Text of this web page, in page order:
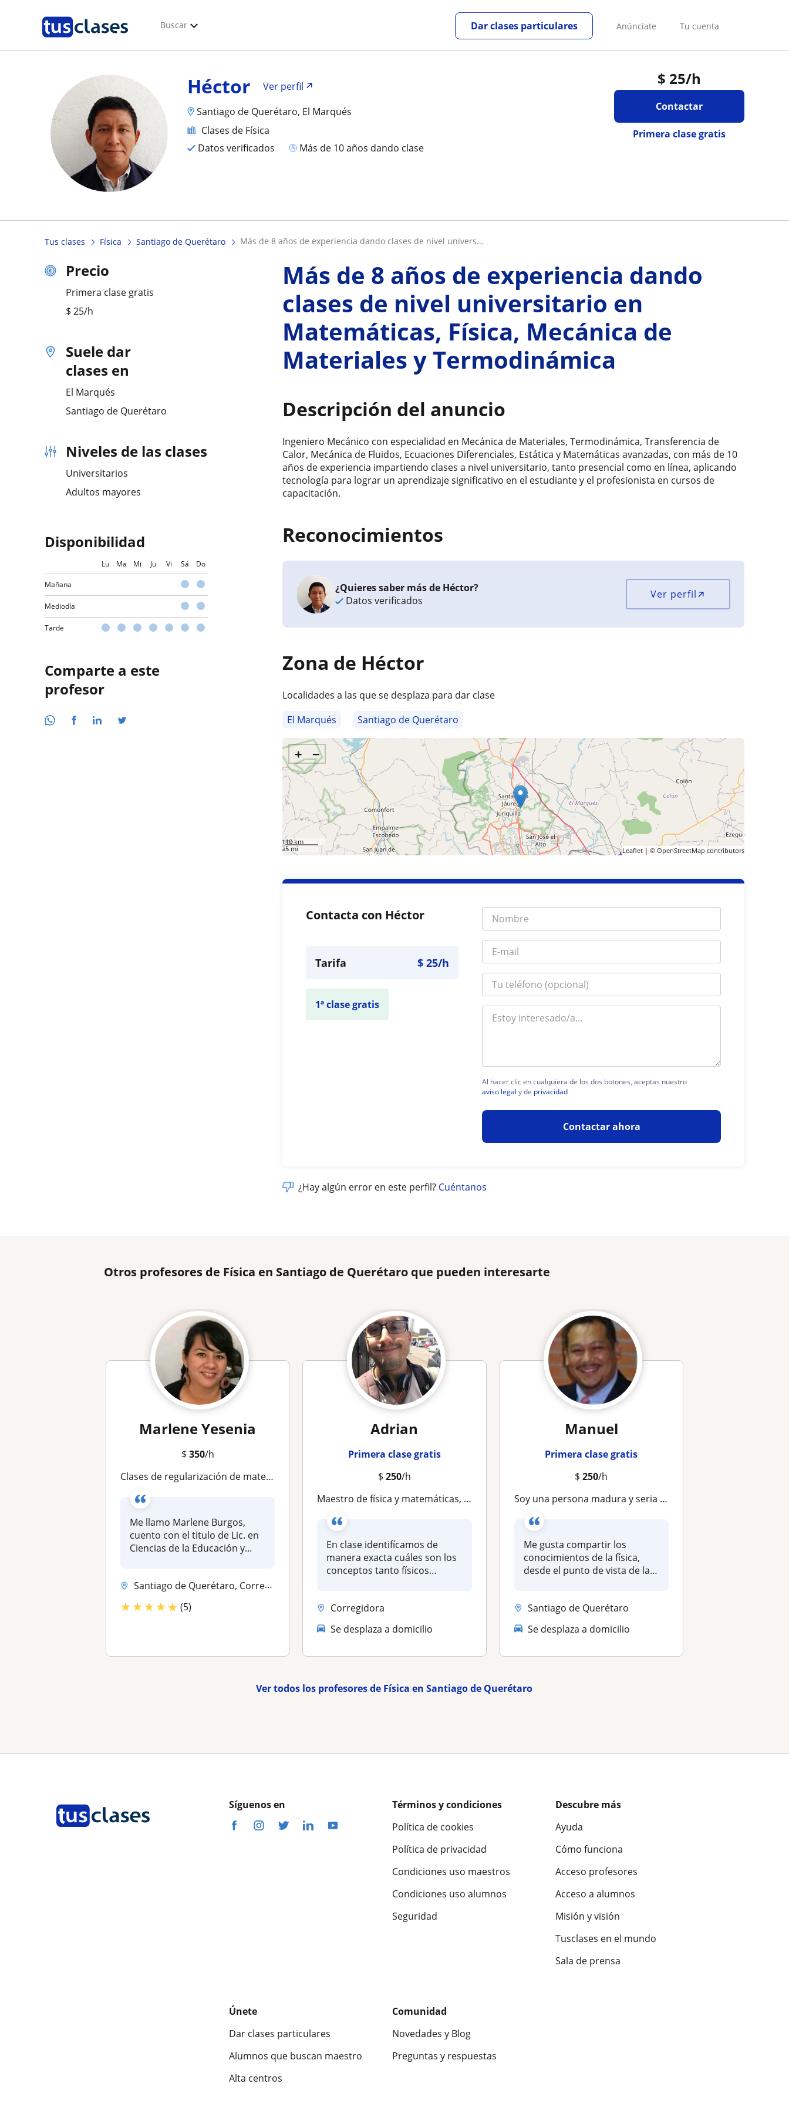
Buscar Anúnciate Tu cuenta
Dar clases particulares
$ 25/h
Contactar
Primera clase gratis
Héctor
Ver perfil
Santiago de Querétaro, El Marqués
Clases de Física
Datos verificados
más de 10 años dando clase
Tus clases Física Santiago de Querétaro más de 8 años de experiencia dando clases de nivel univers...
Precio
Primera clase gratis
$ 25/h
Suele dar
clases en
El Marqués
Santiago de Querétaro
Niveles de las clases
Universitarios
Adultos mayores
Disponibilidad
Lu Ma Mi Ju Vi Sá Do
Mañana
Mediodía
Tarde
Comparte a este
profesor
Más de 8 años de experiencia dando
clases de nivel universitario en
Matemáticas, Física, Mecánica de
Materiales y Termodinámica
Descripción del anuncio
Ingeniero Mecánico con especialidad en Mecánica de Materiales, Termodinámica, Transferencia de
Calor, Mecánica de Fluidos, Ecuaciones Diferenciales, Estática y Matemáticas avanzadas, con más de 10
años de experiencia impartiendo clases a nivel universitario, tanto presencial como en línea, aplicando
tecnología para lograr un aprendizaje significativo en el estudiante y el profesionista en cursos de
capacitación.
Reconocimientos
¿Quieres saber más de Héctor?
Datos verificados
Ver perfil
Zona de Héctor
Localidades a las que se desplaza para dar clase
El Marqués
Santiago de Querétaro
+ −
10 km
5 mi
Leaflet| ©OpenStreetMap contributors
Contacta con Héctor
Tarifa $25/h
1ª clase gratis
Al hacer clic en cualquiera de los dos botones, aceptas nuestro
aviso legal y de privacidad
Contactar ahora
¿Hay algún error en este perfil? Cuéntanos
Otros profesores de Física en Santiago de Querétaro que pueden interesarte
Marlene Yesenia
$ 350/h
Clases de regularización de matemáticas, química y física
Me llamo Marlene Burgos,
cuento con el titulo de Lic. en
Ciencias de la Educación y...
Santiago de Querétaro, Corregidora, El Marqués
★★★★★ (5)
Adrian
Primera clase gratis
$ 250/h
Maestro de física y matemáticas, actualmente terminando la carrera de ingeniería física
En clase identifícamos de
manera exacta cuáles son los
conceptos tanto físicos
Corregidora
Se desplaza a domicilio
Manuel
Primera clase gratis
$250/h
Soy una persona madura y seria que busca cumplir los objetivos planeados
Me gusta compartir los
conocimientos de la física,
desde el punto de vista de la
Santiago de Querétaro
Se desplaza a domicilio
Ver todos los profesores de Física en Santiago de Querétaro
Síguenos en
Términos y condiciones
Política de cookies
Política de privacidad
Condiciones uso maestros
Condiciones uso alumnos
Seguridad
Descubre más
Ayuda
Cómo funciona
Acceso profesores
Acceso a alumnos
Misión y visión
Tusclases en el mundo
Sala de prensa
Únete
Dar clases particulares
Alumnos que buscan maestro
Alta centros
Comunidad
Novedades y Blog
Preguntas y respuestas